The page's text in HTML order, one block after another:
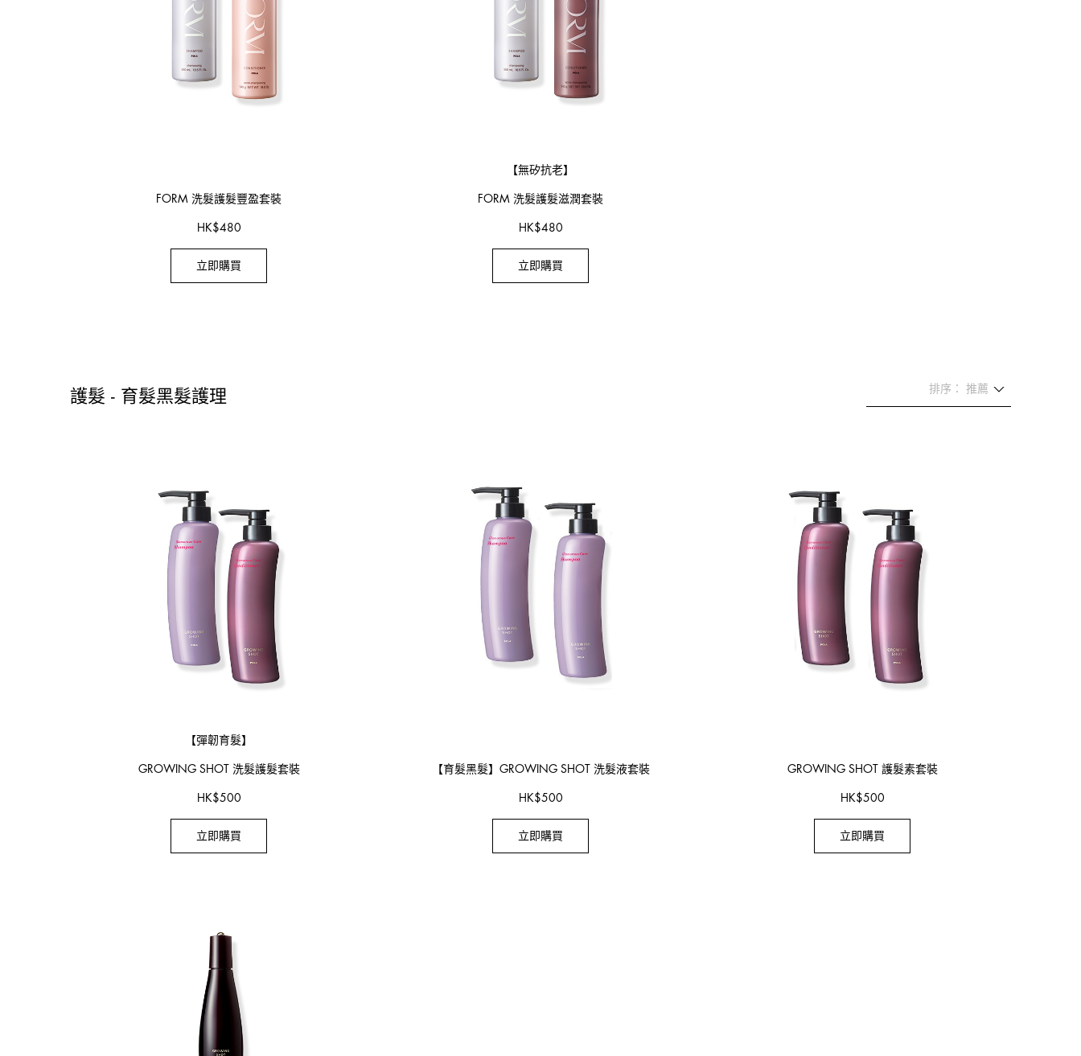
FORM 洗髮護髮豐盈套裝
HK$480
立即購買
【無矽抗老】
FORM 洗髮護髮滋潤套裝
HK$480
立即購買
護髮 - 育髮黑髮護理 排序： 推薦
【彈韌育髮】
GROWING SHOT 洗髮護髮套裝
HK$500
立即購買
【育髮黑髮】GROWING SHOT 洗髮液套裝
HK$500
立即購買
GROWING SHOT 護髮素套裝
HK$500
立即購買